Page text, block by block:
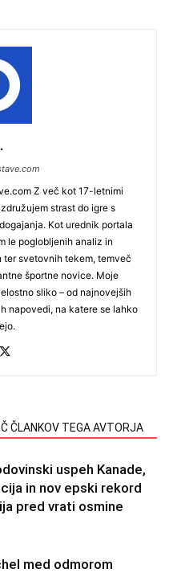
Z več kot 17-letnimi
strast do igre s
Kot urednik portala
le poglobljenih analiz in
svetovnih tekem, temveč
športne novice. Moje
sliko – od najnovejših
napovedi, na katere se lahko
ČLANKOV TEGA AVTORJA
uspeh Kanade,
in nov epski rekord
pred vrati osmine
med odmorom